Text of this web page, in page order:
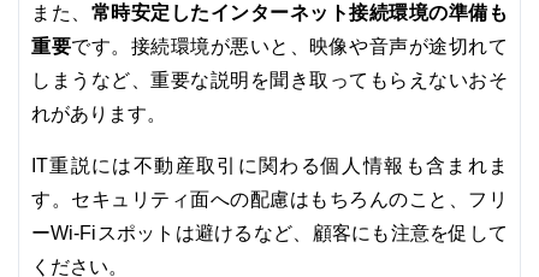
また、 常時安定したインターネット接続環境の準備も
重要です。接続環境が悪いと、映像や音声が途切れて
しまうなど、重要な説明を聞き取ってもらえないおそ
れがあります。
IT重説には不動産取引に関わる個人情報も含まれま
す。セキュリティ面への配慮はもちろんのこと、フリ
ーWi-Fiスポットは避けるなど、顧客にも注意を促して
ください。